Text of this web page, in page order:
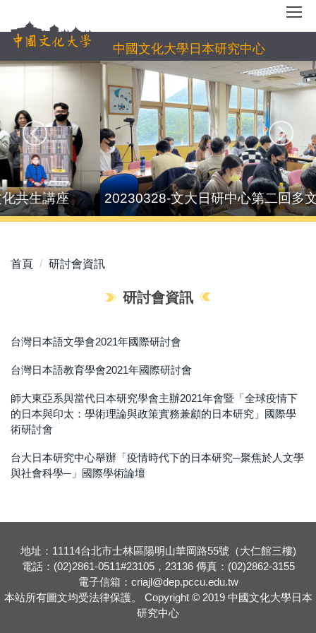
到
主
要
區
中國文化大學日本研究中心
20230328-文大日研中心第二回多文化共生講座
首頁 研討會資訊
研討會資訊
台灣日本語文學會2021年國際研討會
台灣日本語教育學會2021年國際研討會
師大東亞系與當代日本研究學會主辦2021年會暨「全球疫情下
的日本與印太：學術理論與政策實務兼顧的日本研究」國際學
術研討會
台大日本研究中心舉辦「疫情時代下的日本研究─聚焦於人文學
與社會科學─」國際學術論壇
地址：11114台北市士林區陽明山華岡路55號（大仁館三樓)
電話：(02)2861-0511#23105，23136 傳真：(02)2862-3155
電子信箱：criajl@dep.pccu.edu.tw
本站所有圖文均受法律保護。 Copyright © 2019 中國文化大學日本
研究中心